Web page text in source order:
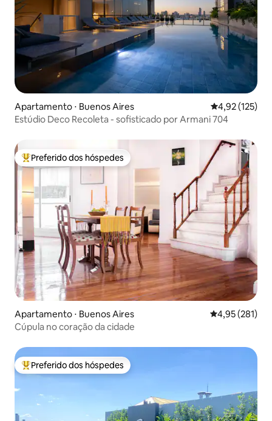
Apartamento ⋅ Buenos Aires 4,92 de uma
4,92 (125)
Estúdio Deco Recoleta - sofisticado por Armani 704
Entre os melhores preferidos dos hóspedes
Preferido dos hóspedes
Apartamento ⋅ Buenos Aires 4,95 de uma
4,95 (281)
Cúpula no coração da cidade
Entre os melhores preferidos dos hóspedes
Preferido dos hóspedes